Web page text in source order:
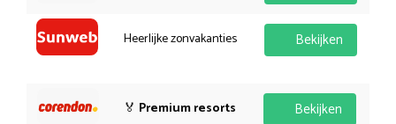
Heerlijke zonvakanties Bekijken
🏅 Premium resorts Bekijken